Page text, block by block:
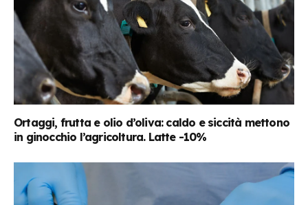
Ortaggi, frutta e olio d’oliva: caldo e siccità mettono
in ginocchio l’agricoltura. Latte -10%